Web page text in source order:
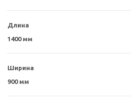
Длина
1400 мм
Ширина
900 мм